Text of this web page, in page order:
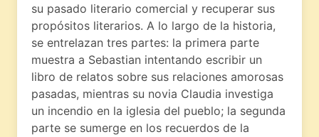
su pasado literario comercial y recuperar sus
propósitos literarios. A lo largo de la historia,
se entrelazan tres partes: la primera parte
muestra a Sebastian intentando escribir un
libro de relatos sobre sus relaciones amorosas
pasadas, mientras su novia Claudia investiga
un incendio en la iglesia del pueblo; la segunda
parte se sumerge en los recuerdos de la